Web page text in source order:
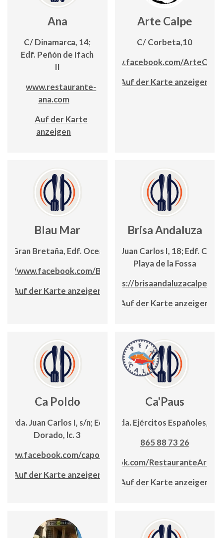
Ana
C/ Dinamarca, 14;
Edf. Peñón de Ifach
II
www.restaurante-
ana.com
Auf der Karte
anzeigen
Arte Calpe
C/ Corbeta,10
www.facebook.com/
Auf der Karte anzeigen
Blau Mar
C/ Gran Bretaña, Edf. Oceanic
www.facebook.com/BlauMar
Auf der Karte anzeigen
Brisa Andaluza
Avda. Juan Carlos I, 18; Edf.
Playa de la Fossa
https://
Auf der Karte anzeigen
Ca Poldo
Avda. Juan Carlos I, s/n; Edf.
Dorado, lc. 3
www.facebook.com/capoldo
Auf der Karte anzeigen
Ca'Paus
Avda. Ejércitos Españoles, 12
865 88 73 26
www.facebook.com/
Auf der Karte anzeigen